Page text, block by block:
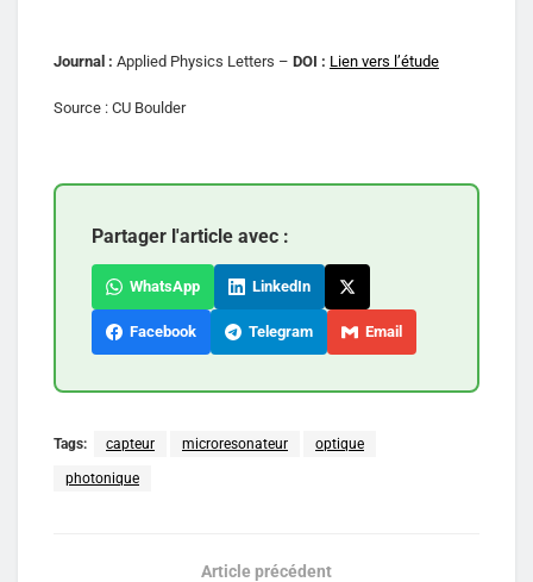
Journal : Applied Physics Letters – DOI : Lien vers l’étude
Source : CU Boulder
Partager l'article avec :
WhatsApp LinkedIn
Facebook Telegram Email
Tags: capteur microresonateur optique
photonique
Article précédent